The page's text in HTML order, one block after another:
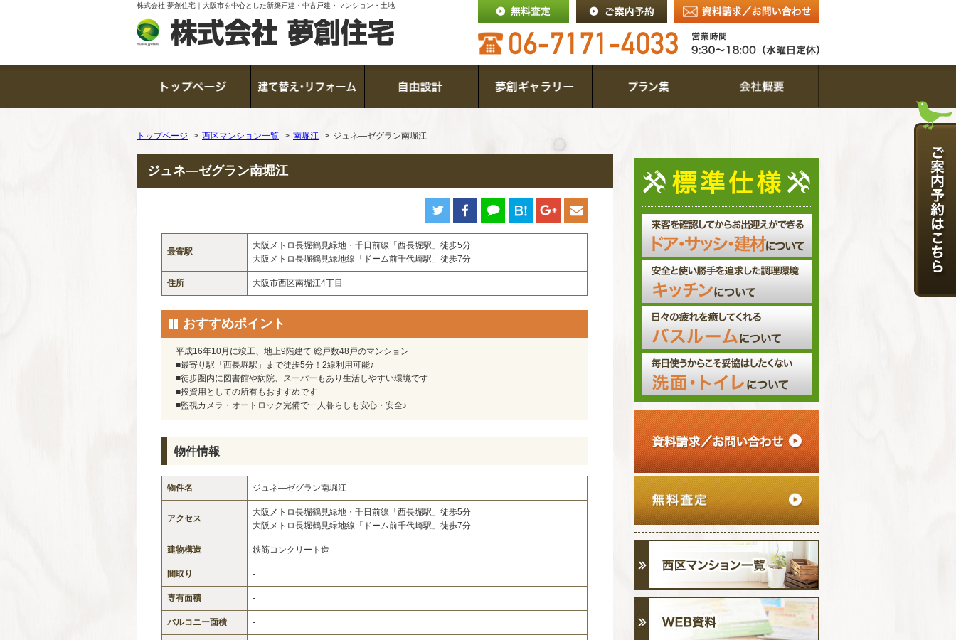
株式会社 夢創住宅｜大阪市を中心とした新築戸建・中古戸建・マンション・土地
トップページ 西区マンション一覧 南堀江 ジュネ―ゼグラン南堀江
ジュネ―ゼグラン南堀江
最寄駅
大阪メトロ長堀鶴見緑地・千日前線「西長堀駅」徒歩5分
大阪メトロ長堀鶴見緑地線「ドーム前千代崎駅」徒歩7分
住所 大阪市西区南堀江4丁目
おすすめポイント
平成16年10月に竣工、地上9階建て 総戸数48戸のマンション
■最寄り駅「西長堀駅」まで徒歩5分！2線利用可能♪
■徒歩圏内に図書館や病院、スーパーもあり生活しやすい環境です
■投資用としての所有もおすすめです
■監視カメラ・オートロック完備で一人暮らしも安心・安全♪
物件情報
物件名 ジュネ―ゼグラン南堀江
アクセス
大阪メトロ長堀鶴見緑地・千日前線「西長堀駅」徒歩5分
大阪メトロ長堀鶴見緑地線「ドーム前千代崎駅」徒歩7分
建物構造 鉄筋コンクリート造
間取り -
専有面積 -
バルコニー面積 -